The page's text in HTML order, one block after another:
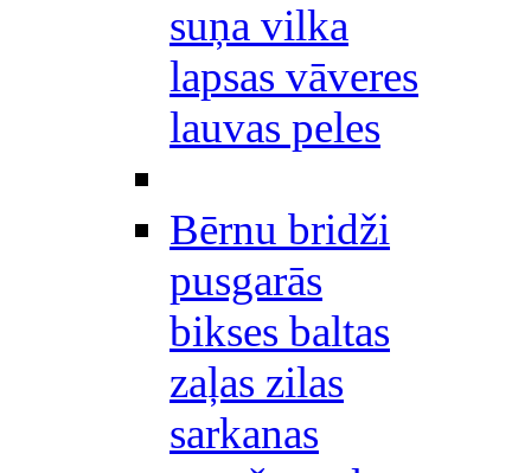
suņa vilka
lapsas vāveres
lauvas peles
Bērnu bridži
pusgarās
bikses baltas
zaļas zilas
sarkanas